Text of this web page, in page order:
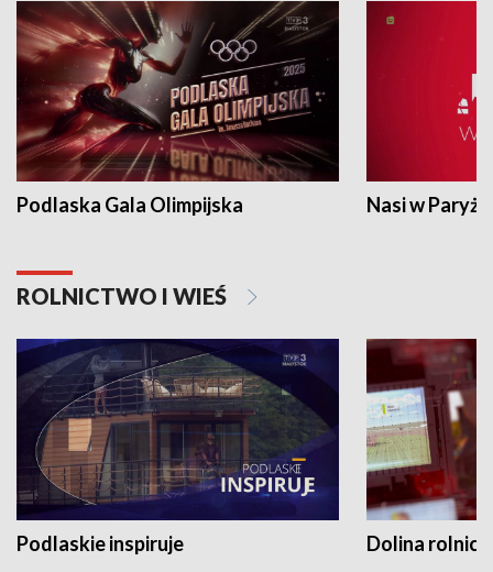
Podlaska Gala Olimpijska Nasi w Paryżu
ROLNICTWO I WIEŚ
Podlaskie inspiruje Dolina